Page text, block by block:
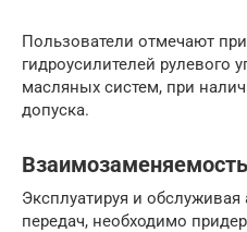
Пользователи отмечают
гидроусилителей рулевого
масляных систем, при
допуска.
Эксплуатируя и
передач, необходимо